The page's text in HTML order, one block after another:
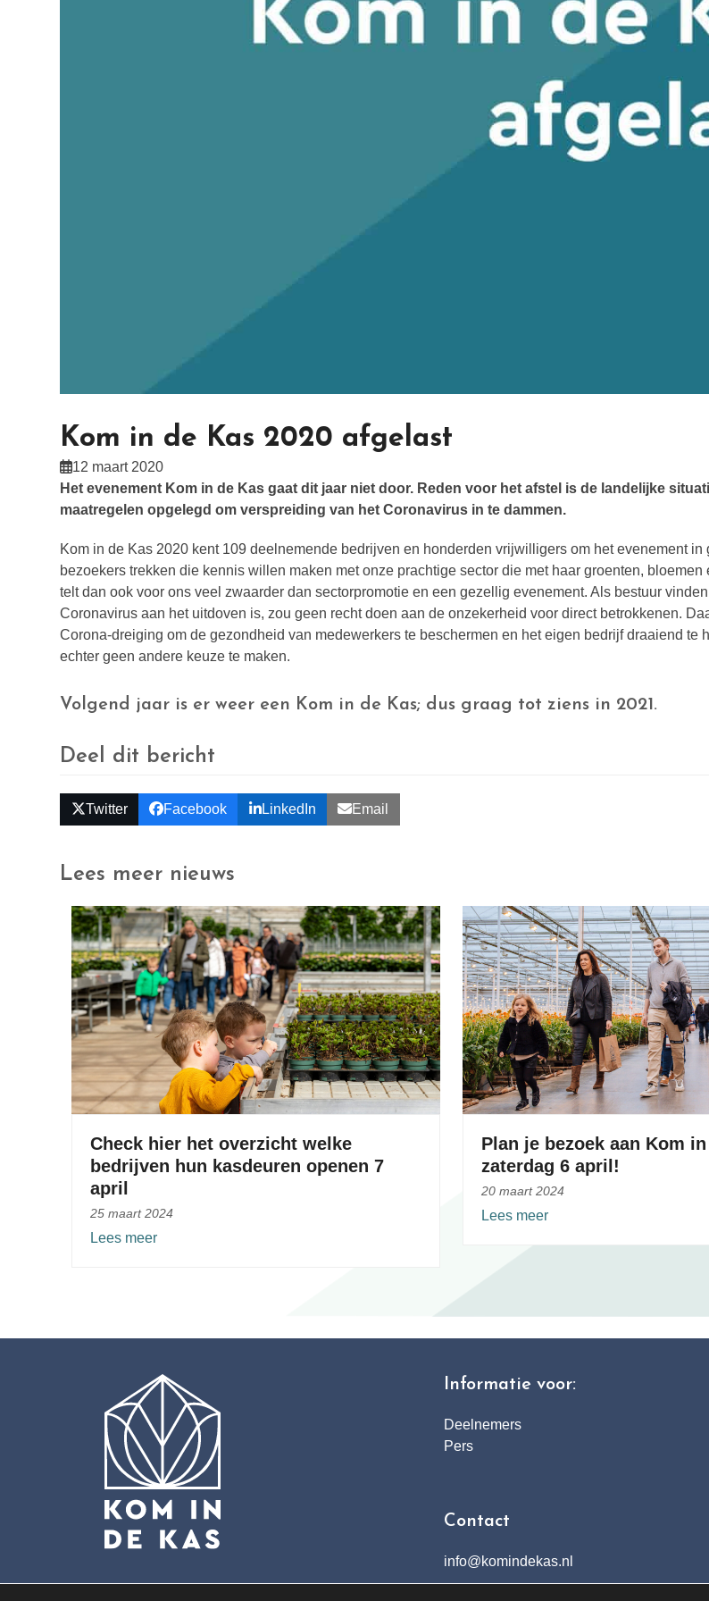
Kom in de Kas 2020 afgelast
12 maart 2020
Het evenement Kom in de Kas gaat dit jaar niet door. Reden voor het afstel is de landelijke
maatregelen opgelegd om verspreiding van het Coronavirus in te dammen.
Kom in de Kas 2020 kent 109 deelnemende bedrijven en honderden vrijwilligers om het evenement
bezoekers trekken die kennis willen maken met onze prachtige sector die met haar groenten,
telt dan ook voor ons veel zwaarder dan sectorpromotie en een gezellig evenement. Als bestuur
Coronavirus aan het uitdoven is, zou geen recht doen aan de onzekerheid voor direct betrokkenen.
Corona-dreiging om de gezondheid van medewerkers te beschermen en het eigen bedrijf draaiend
echter geen andere keuze te maken.
Volgend jaar is er weer een Kom in de Kas; dus graag tot ziens in 2021.
Deel dit bericht
Twitter Facebook LinkedIn Email
Lees meer nieuws
Check hier het overzicht welke
bedrijven hun kasdeuren openen 7
april
25 maart 2024
Lees meer
Plan je bezoek aan Kom
zaterdag 6 april!
20 maart 2024
Lees meer
Informatie voor:
Deelnemers
Pers
Contact
info@komindekas.nl